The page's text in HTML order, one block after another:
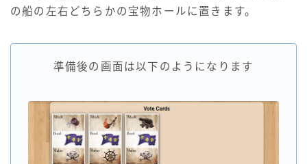
の船の左右どちらかの宝物ホールに置きます。
準備後の画面は以下のようになります